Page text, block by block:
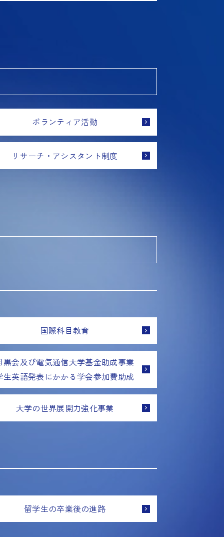
ボランティア活動
リサーチ・アシスタント制度
国際科目教育
黒会及び電気通信大学基金助成事業
生英語発表にかかる学会参加費助成
大学の世界展開力強化事業
留学生の卒業後の進路